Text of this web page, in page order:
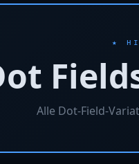
★
Alle Dot-Field-